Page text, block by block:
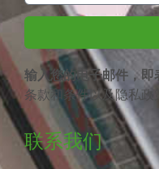
输入您的电子邮件，
条款和条件以及隐私政
联系我们